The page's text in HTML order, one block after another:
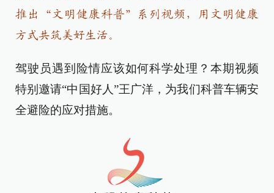
推出“文明健康科普”系列视频，用文明健康
方式共筑美好生活。
驾驶员遇到险情应该如何科学处理？本期视频
特别邀请“中国好人”王广洋，为我们科普车辆安
全避险的应对措施。